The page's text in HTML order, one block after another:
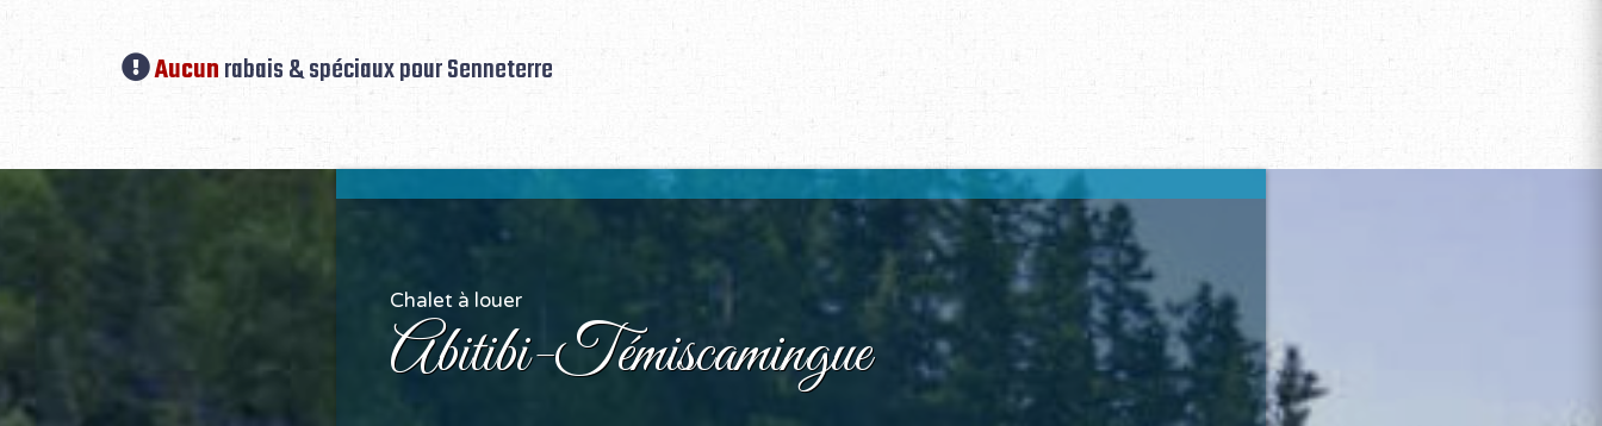
Aucunrabais & spéciaux pour Senneterre
Chalet à louer
Abitibi-Témiscamingue